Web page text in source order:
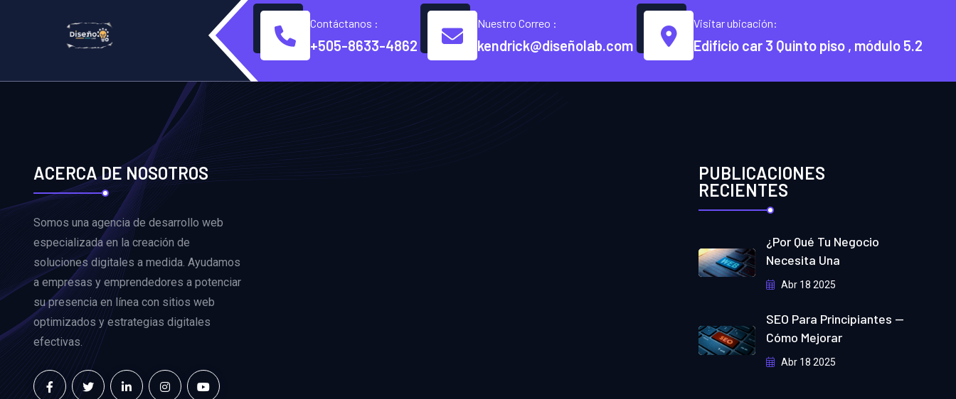
Contáctanos :
+505-8633-4862
Nuestro Correo :
kendrick@diseñolab.com
Visitar ubicación:
Edificio car 3 Quinto piso , módulo 5.2
ACERCA DE NOSOTROS
Somos una agencia de desarrollo web
especializada en la creación de
soluciones digitales a medida. Ayudamos
a empresas y emprendedores a potenciar
su presencia en línea con sitios web
optimizados y estrategias digitales
efectivas.
PUBLICACIONES
RECIENTES
¿Por Qué Tu Negocio
Necesita Una
Abr 18 2025
SEO Para Principiantes —
Cómo Mejorar
Abr 18 2025